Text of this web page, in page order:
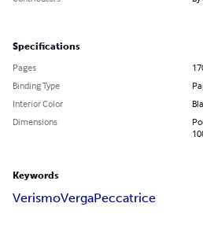
Specifications
Pages
Binding Type
Interior Color
Dimensions
Keywords
VerismoVergaPeccatrice